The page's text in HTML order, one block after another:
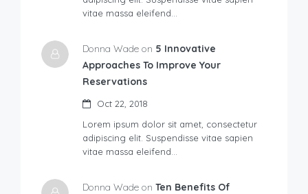
vitae massa eleifend…
Donna Wade on 5 Innovative
Approaches To Improve Your
Reservations
Oct 22, 2018
Lorem ipsum dolor sit amet, consectetur
adipiscing elit. Suspendisse vitae sapien
vitae massa eleifend…
Donna Wade on Ten Benefits Of